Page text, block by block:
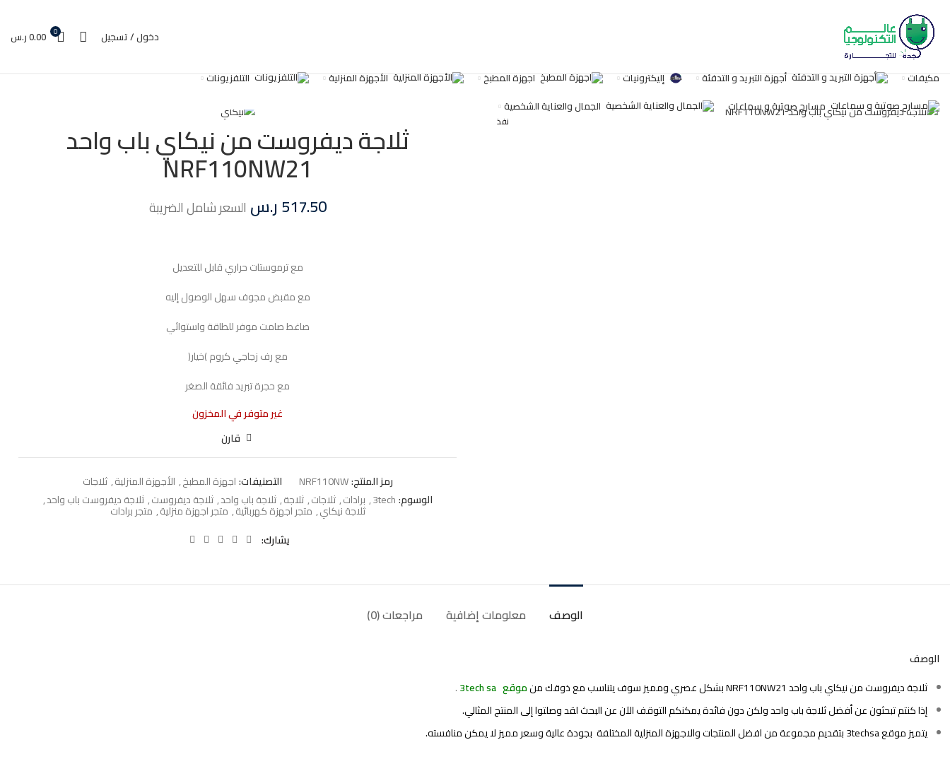
دخول / تسجيل 0
0.00ر.س
مكيفات أجهزة التبريد و التدفئة إليكترونيات اجهزة المطبخ الأجهزة المنزلية
التلفزيونات
مسارح صوتية و سماعات
الجمال والعناية الشخصية
نفذ ثلاجة ديفروست من نيكاي باب واحد
NRF110NW21
517.50ر.س السعر شامل الضريبة
مع ترموستات حراري قابل للتعديل
مع مقبض مجوف سهل الوصول إليه
صاغط صامت موفر للطاقة واستوائي
مع رف زجاجي كروم )خيار(
مع حجرة تبريد فائقة الصغر
غير متوفر في المخزون
قارن
رمز المنتج:NRF110NW التصنيفات:اجهزة المطبخ, الأجهزة المنزلية,ثلاجات
الوسوم:3tech
, برادات,ثلاجات,ثلاجة,ثلاجة باب واحد,ثلاجة ديفروست,ثلاجة ديفروست باب واحد,
ثلاجة نيكاي, متجر اجهزة كهربائية, متجر اجهزة منزلية, متجر برادات
يشارك
الوصف معلومات إضافية مراجعات (0)
الوصف
ثلاجة ديفروست من نيكاي باب واحد NRF110NW21 بشكل عصري ومميز سوف يتناسب مع ذوقك من
موقع 3tech sa
.
إذا كنتم تبحثون عن أفضل ثلاجة باب واحد ولكن دون فائدة يمكنكم التوقف الآن عن البحث لقد وصلتوا إلى المنتج المثالي.
يتميز موقع 3techsa بتقديم مجموعة من افضل المنتجات والاجهزة المنزلية المختلفة بجودة عالية وسعر مميز لا يمكن منافسته.